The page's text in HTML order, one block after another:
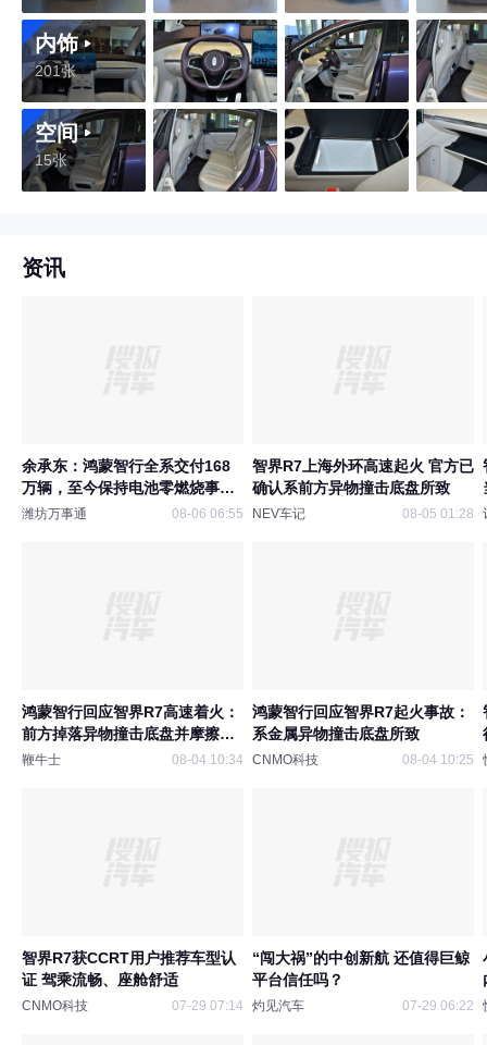
内饰
201张
空间
15张
资讯
余承东：鸿蒙智行全系交付168
万辆，至今保持电池零燃烧事故
记录
潍坊万事通 08-06 06:55
智界R7上海外环高速起火 官方已
确认系前方异物撞击底盘所致
NEV车记 08-05 01:28
鸿蒙智行回应智界R7高速着火：
前方掉落异物撞击底盘并摩擦造
成
鞭牛士 08-04 10:34
鸿蒙智行回应智界R7起火事故：
系金属异物撞击底盘所致
CNMO科技 08-04 10:25
智界R7获CCRT用户推荐车型认
证 驾乘流畅、座舱舒适
CNMO科技 07-29 07:14
“闯大祸”的中创新航 还值得巨鲸
平台信任吗？
灼见汽车 07-29 06:22